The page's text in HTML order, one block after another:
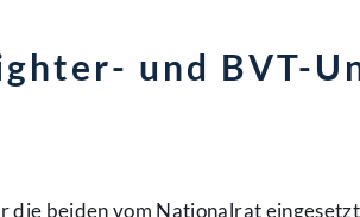
und BVT-
beiden vom Nationalrat